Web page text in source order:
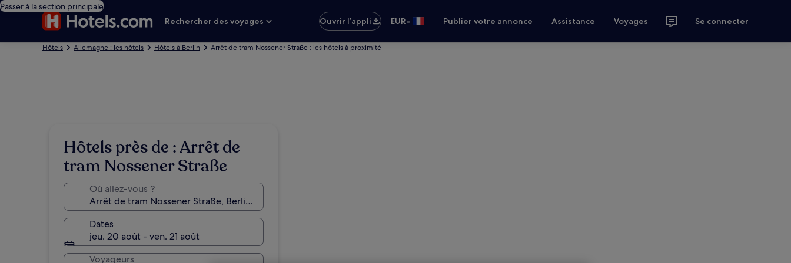
Passer à la section principale
Rechercher des voyages
Ouvrir l’appli EUR• Publier votre annonce Assistance Voyages Se connecter
Hôtels Allemagne : les hôtels Hôtels à Berlin Arrêt de tram Nossener Straße : les hôtels à proximité
Hôtels près de : Arrêt de
tram Nossener Straße
Où allez-vous ?
Dates
jeu. 20 août - ven. 21 août
Voyageurs